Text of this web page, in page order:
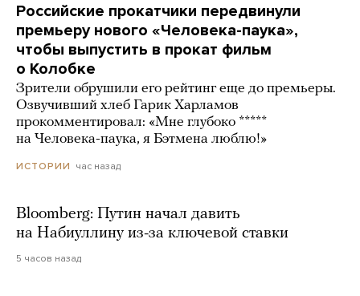
Российские прокатчики передвинули
премьеру нового «Человека-паука»,
чтобы выпустить в прокат фильм
о Колобке
Зрители обрушили его рейтинг еще до премьеры.
Озвучивший хлеб Гарик Харламов
прокомментировал: «Мне глубоко *****
на Человека-паука, я Бэтмена люблю!»
ИСТОРИИ час назад
Bloomberg: Путин начал давить
на Набиуллину из-за ключевой ставки
5 часов назад